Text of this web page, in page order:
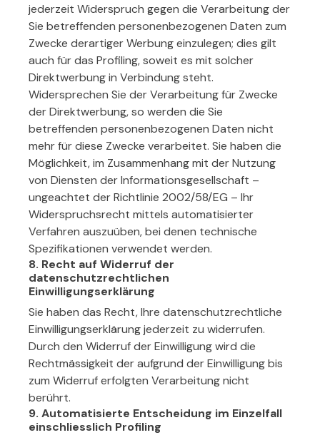
jederzeit Widerspruch gegen die Verarbeitung der
Sie betreffenden personenbezogenen Daten zum
Zwecke derartiger Werbung einzulegen; dies gilt
auch für das Profiling, soweit es mit solcher
Direktwerbung in Verbindung steht.
Widersprechen Sie der Verarbeitung für Zwecke
der Direktwerbung, so werden die Sie
betreffenden personenbezogenen Daten nicht
mehr für diese Zwecke verarbeitet. Sie haben die
Möglichkeit, im Zusammenhang mit der Nutzung
von Diensten der Informationsgesellschaft –
ungeachtet der Richtlinie 2002/58/EG – Ihr
Widerspruchsrecht mittels automatisierter
Verfahren auszuüben, bei denen technische
Spezifikationen verwendet werden.
8. Recht auf Widerruf der
datenschutzrechtlichen
Einwilligungserklärung
Sie haben das Recht, Ihre datenschutzrechtliche
Einwilligungserklärung jederzeit zu widerrufen.
Durch den Widerruf der Einwilligung wird die
Rechtmässigkeit der aufgrund der Einwilligung bis
zum Widerruf erfolgten Verarbeitung nicht
berührt.
9. Automatisierte Entscheidung im Einzelfall
einschliesslich Profiling